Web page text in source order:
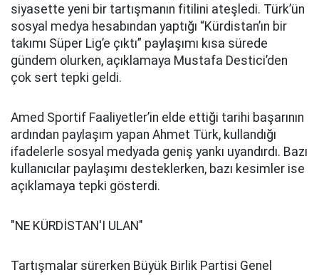
siyasette yeni bir tartışmanın fitilini ateşledi. Türk’ün
sosyal medya hesabından yaptığı “Kürdistan’ın bir
takımı Süper Lig’e çıktı” paylaşımı kısa sürede
gündem olurken, açıklamaya Mustafa Destici’den
çok sert tepki geldi.
Amed Sportif Faaliyetler’in elde ettiği tarihi başarının
ardından paylaşım yapan Ahmet Türk, kullandığı
ifadelerle sosyal medyada geniş yankı uyandırdı. Bazı
kullanıcılar paylaşımı desteklerken, bazı kesimler ise
açıklamaya tepki gösterdi.
"NE KÜRDİSTAN'I ULAN"
Tartışmalar sürerken Büyük Birlik Partisi Genel